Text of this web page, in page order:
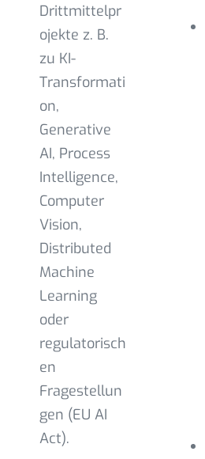
Drittmittelpr
ojekte z. B.
zu KI-
Transformati
on,
Generative
AI, Process
Intelligence,
Computer
Vision,
Distributed
Machine
Learning
oder
regulatorisch
en
Fragestellun
gen (EU AI
Act).